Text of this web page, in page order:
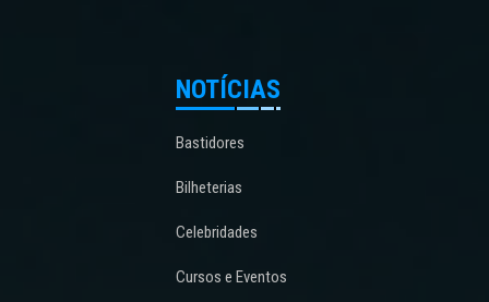
NOTÍCIAS
Bastidores
Bilheterias
Celebridades
Cursos e Eventos